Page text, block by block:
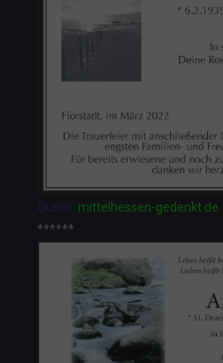
Quelle: mittelhessen-gedenkt.de
******